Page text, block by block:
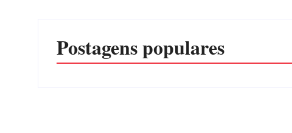
Postagens populares